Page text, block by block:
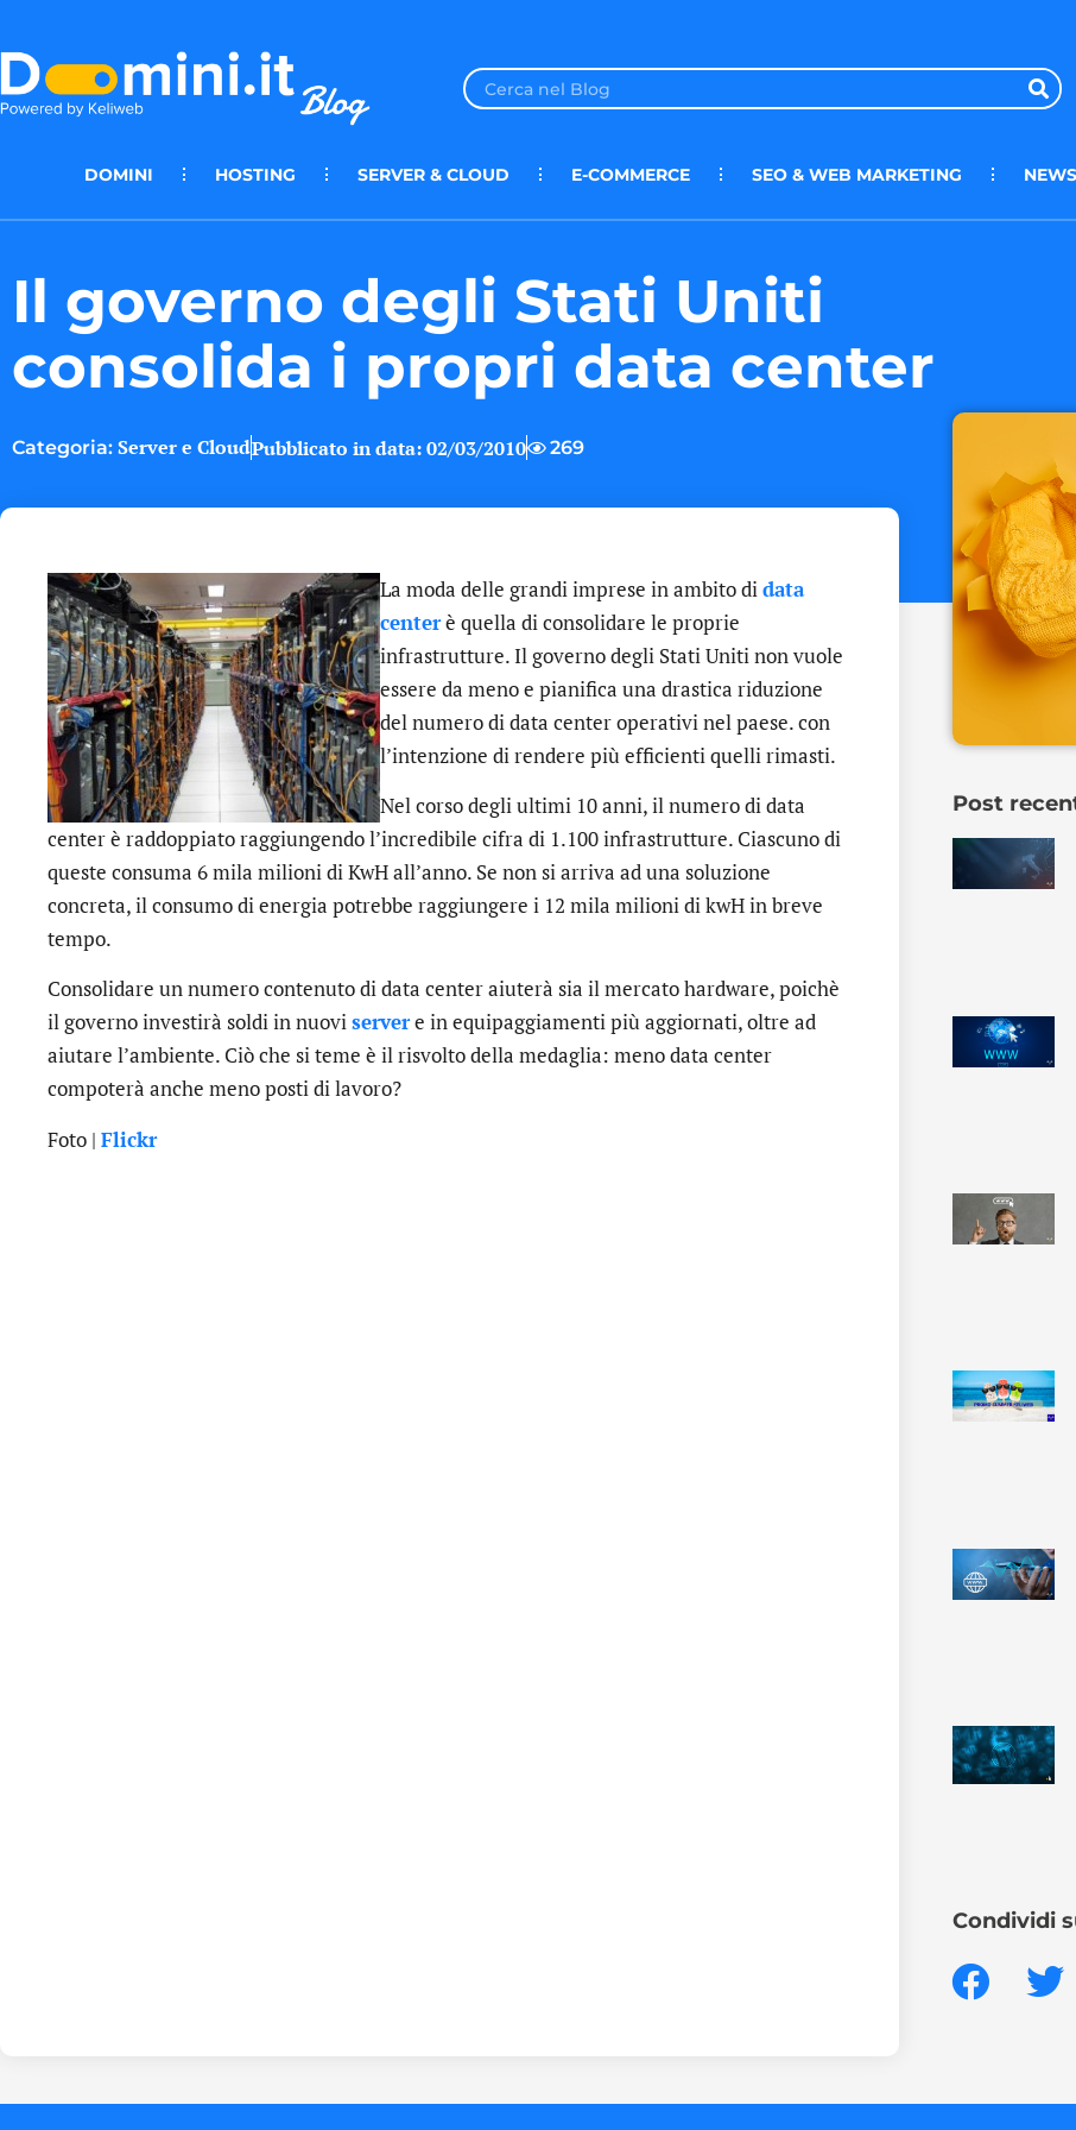
DOMINI HOSTING SERVER & CLOUD E-COMMERCE SEO & WEB MARKETING
Il governo degli Stati Uniti
consolida i propri data center
Categoria: Server e CloudPubblicato in data:02/03/2010 269
La moda delle grandi imprese in ambito di data
centerè quella di consolidare le proprie
infrastrutture. Il governo degli Stati Uniti non vuole
essere da meno e pianifica una drastica riduzione
del numero di data center operativi nel paese. con
l’intenzione di rendere più efficienti quelli rimasti.
Nel corso degli ultimi 10 anni, il numero di data
center è raddoppiato raggiungendo l’incredibile cifra di 1.100 infrastrutture. Ciascuno di
queste consuma 6 mila milioni di KwH all’anno. Se non si arriva ad una soluzione
concreta, il consumo di energia potrebbe raggiungere i 12 mila milioni di kwH in breve
tempo.
Consolidare un numero contenuto di data center aiuterà sia il mercato hardware, poichè
il governo investirà soldi in nuoviservere in equipaggiamenti più aggiornati, oltre ad
aiutare l’ambiente. Ciò che si teme è il risvolto della medaglia: meno data center
compoterà anche meno posti di lavoro?
Foto | Flickr
Post
Condividi